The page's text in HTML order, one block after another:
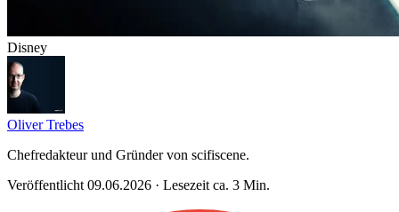
Disney
Oliver Trebes
Chefredakteur und Gründer von scifiscene.
Veröffentlicht 09.06.2026 · Lesezeit ca. 3 Min.